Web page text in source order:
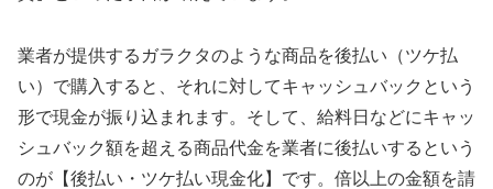
業者が提供するガラクタのような商品を後払い（ツケ払
い）で購入すると、それに対してキャッシュバックという
形で現金が振り込まれます。そして、給料日などにキャッ
シュバック額を超える商品代金を業者に後払いするという
のが【後払い・ツケ払い現金化】です。倍以上の金額を請